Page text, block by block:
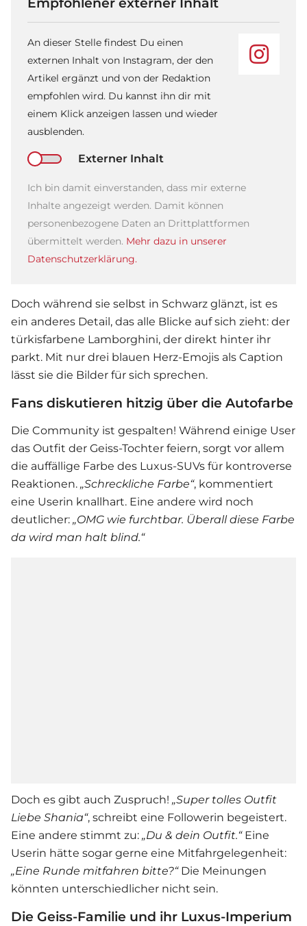
An dieser Stelle findest Du einen
externen Inhalt von Instagram, der den
Artikel ergänzt und von der Redaktion
empfohlen wird. Du kannst ihn dir mit
einem Klick anzeigen lassen und wieder
ausblenden.
Externer Inhalt
Ich bin damit einverstanden, dass mir externe
Inhalte angezeigt werden. Damit können
personenbezogene Daten an Drittplattformen
übermittelt werden. Mehr dazu in unserer
Datenschutzerklärung.
Doch während sie selbst in Schwarz glänzt, ist es
ein anderes Detail, das alle Blicke auf sich zieht: der
türkisfarbene Lamborghini, der direkt hinter ihr
parkt. Mit nur drei blauen Herz-Emojis als Caption
lässt sie die Bilder für sich sprechen.
Fans diskutieren hitzig über die Autofarbe
Die Community ist gespalten! Während einige User
das Outfit der Geiss-Tochter feiern, sorgt vor allem
die auffällige Farbe des Luxus-SUVs für kontroverse
Reaktionen. „Schreckliche Farbe“, kommentiert
eine Userin knallhart. Eine andere wird noch
deutlicher: „OMG wie furchtbar. Überall diese Farbe
da wird man halt blind.“
Doch es gibt auch Zuspruch! „Super tolles Outfit
Liebe Shania“, schreibt eine Followerin begeistert.
Eine andere stimmt zu: „Du & dein Outfit.“Eine
Userin hätte sogar gerne eine Mitfahrgelegenheit:
„Eine Runde mitfahren bitte?“Die Meinungen
könnten unterschiedlicher nicht sein.
Die Geiss-Familie und ihr Luxus-Imperium